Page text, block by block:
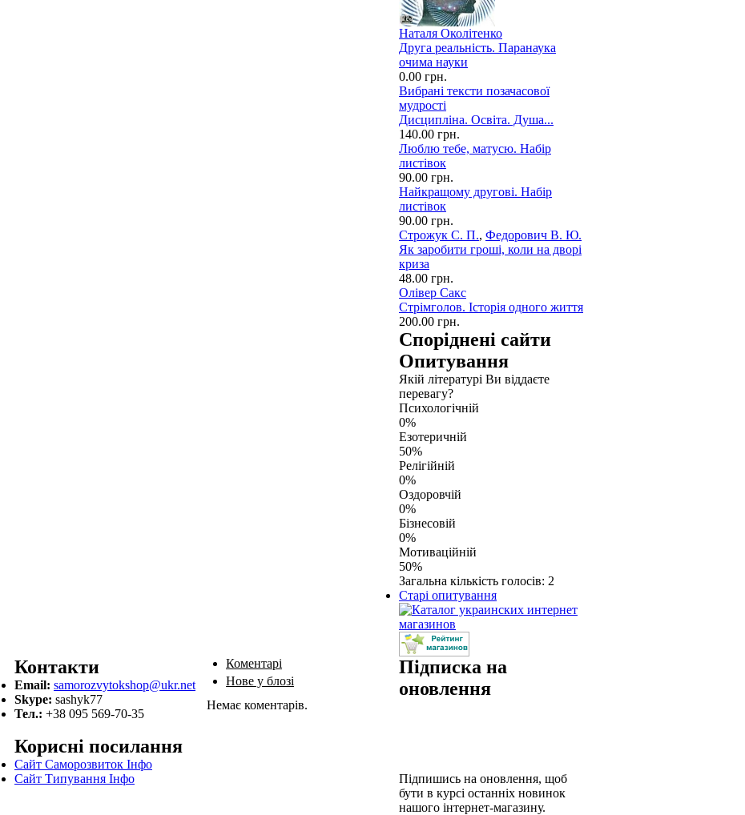
Наталя Околітенко
Друга реальність. Паранаука
очима науки
0.00 грн.
Вибрані тексти позачасової
мудрості
Дисципліна. Освіта. Душа...
140.00 грн.
Люблю тебе, матусю. Набір
листівок
90.00 грн.
Найкращому другові. Набір
листівок
90.00 грн.
Строжук С. П., Федорович В. Ю.
Як заробити гроші, коли на дворі
криза
48.00 грн.
Олівер Сакс
Стрімголов. Історія одного життя
200.00 грн.
Споріднені сайти
Опитування
Якій літературі Ви віддаєте
перевагу?
Психологічній
0%
Езотеричній
50%
Релігійній
0%
Оздоровчій
0%
Бізнесовій
0%
Мотиваційній
50%
Загальна кількість голосів: 2
Старі опитування
Контакти
Email: samorozvytokshop@ukr.net
Skype: sashyk77
Тел.: +38 095 569-70-35
Корисні посилання
Сайт Саморозвиток Інфо
Сайт Типування Інфо
Коментарі
Нове у блозі
Немає коментарів.
Підписка на
оновлення
Підпишись на оновлення, щоб
бути в курсі останніх новинок
нашого інтернет-магазину.